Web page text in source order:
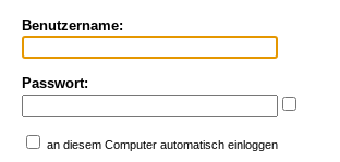
Benutzername:
Passwort:
an diesem Computer automatisch einloggen